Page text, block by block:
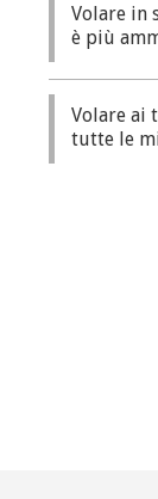
Volare in
è più
Volare ai
tutte le